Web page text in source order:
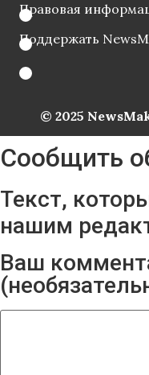
Правовая
Поддержать
© 2025
Сообщить
Текст,
нашим
Ваш